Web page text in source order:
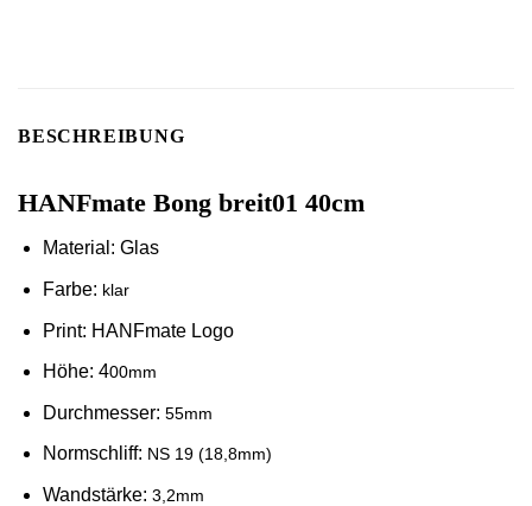
BESCHREIBUNG
HANFmate Bong breit01 40cm
Material: Glas
Farbe: klar
Print: HANFmate Logo
Höhe: 400mm
Durchmesser: 55mm
Normschliff: NS 19 (18,8mm)
Wandstärke: 3,2mm